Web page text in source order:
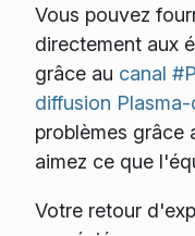
Vous pouvez
directement aux
grâce au canal
diffusion
problèmes grâce
aimez ce que
Votre retour